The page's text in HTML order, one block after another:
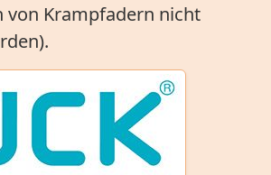
von Krampfadern nicht